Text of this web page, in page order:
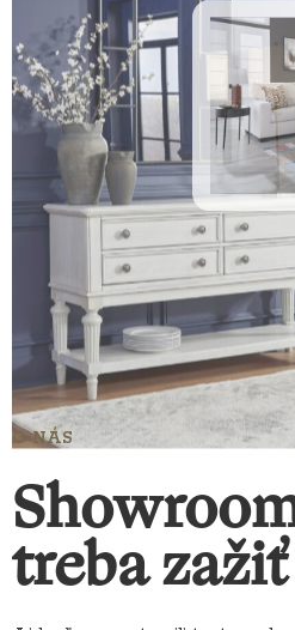
O NÁS
treba zažiť